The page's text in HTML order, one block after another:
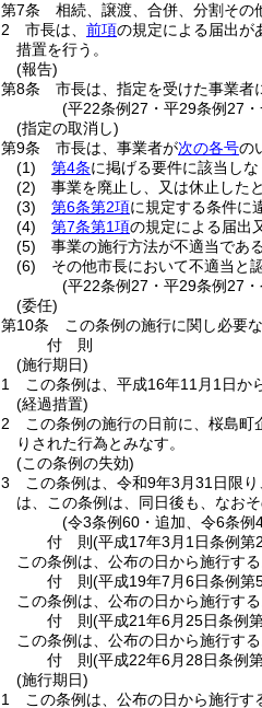
第7条
相続、譲渡、合併、分割その
2
市長は、 前項の規定による届出が
措置を行う。
(報告)
第8条
市長は、指定を受けた事業者
(平22条例27・平29条例27
(指定の取消し)
第9条
市長は、事業者が次の各号の
(1)
第4条に掲げる要件に該当しな
(2)
事業を廃止し、又は休止したと
(3)
第6条第2項に規定する条件に
(4)
第7条第1項の規定による届出
(5)
事業の施行方法が不適当であ
(6)
その他市長において不適当と
(平22条例27・平29条例27
(委任)
第10条
この条例の施行に関し必要
付 則
(施行期日)
1
この条例は、平成16年11月1日か
(経過措置)
2
この条例の施行の日前に、桜島町
りされた行為とみなす。
(この条例の失効)
3
この条例は、令和9年3月31日限り
は、この条例は、同日後も、なおそ
(令3条例60・追加、令6条例
付 則(平成17年3月1日条例第
この条例は、公布の日から施行する
付 則(平成19年7月6日条例第
この条例は、公布の日から施行する
付 則(平成21年6月25日条例
この条例は、公布の日から施行する
付 則(平成22年6月28日条例
(施行期日)
1
この条例は、公布の日から施行す